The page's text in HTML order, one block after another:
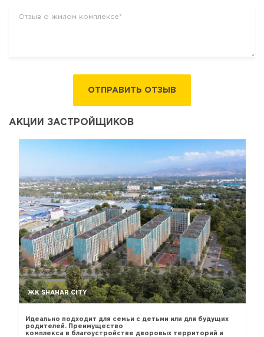
ОТПРАВИТЬ ОТЗЫВ
АКЦИИ ЗАСТРОЙЩИКОВ
ЖК SHAHAR CITY
Идеально подходит для семьи с детьми или для будущих
родителей. Преимущество
комплекса в благоустройстве дворовых территорий и